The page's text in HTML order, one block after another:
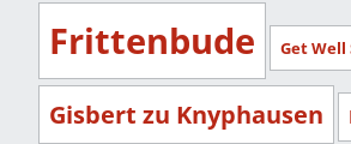
Frittenbude Get Well
Gisbert zu Knyphausen